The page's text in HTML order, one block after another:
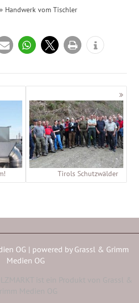
» Handwerk vom Tischler
Tirols Schutzwälder
OG | powered by Grassl & Grimm
Medien OG
ist ein Produkt von Grassl &